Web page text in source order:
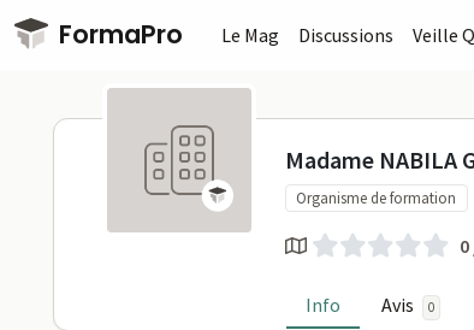
Passer au contenu principal
FormaPro Le Mag Discussions Veille
Madame
Madame NABILA
Organisme de formation
0
Info Avis 0